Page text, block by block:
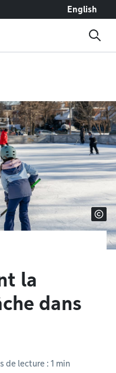
English
la
dans
de lecture : 1 min